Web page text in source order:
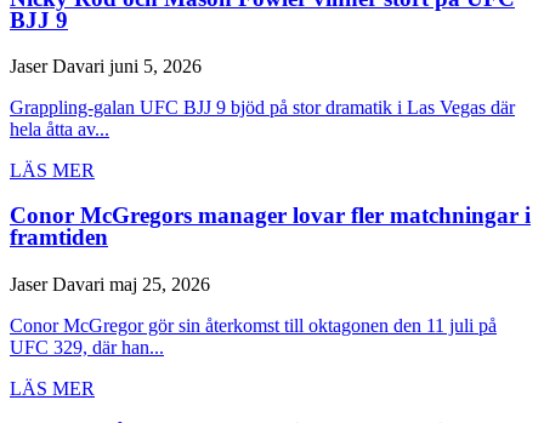
BJJ 9
Jaser Davari juni 5, 2026
Grappling-galan UFC BJJ 9 bjöd på stor dramatik i Las Vegas där
hela åtta av...
LÄS MER
Conor McGregors manager lovar fler matchningar i
framtiden
Jaser Davari maj 25, 2026
Conor McGregor gör sin återkomst till oktagonen den 11 juli på
UFC 329, där han...
LÄS MER